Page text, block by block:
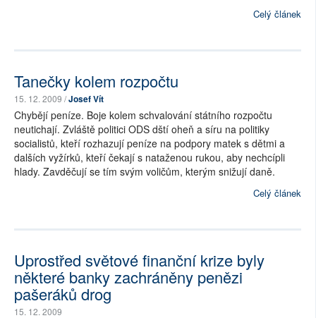
Celý článek
Tanečky kolem rozpočtu
15. 12. 2009 /Josef Vít
Chybějí peníze. Boje kolem schvalování státního rozpočtu
neutichají. Zvláště politici ODS dští oheň a síru na politiky
socialistů, kteří rozhazují peníze na podpory matek s dětmi a
dalších vyžírků, kteří čekají s nataženou rukou, aby nechcípli
hlady. Zavděčují se tím svým voličům, kterým snižují daně.
Celý článek
Uprostřed světové finanční krize byly
některé banky zachráněny penězi
pašeráků drog
15. 12. 2009